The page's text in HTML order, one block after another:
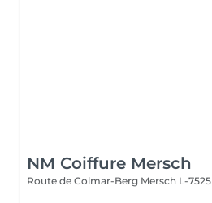
NM Coiffure Mersch
Route de Colmar-Berg Mersch L-7525